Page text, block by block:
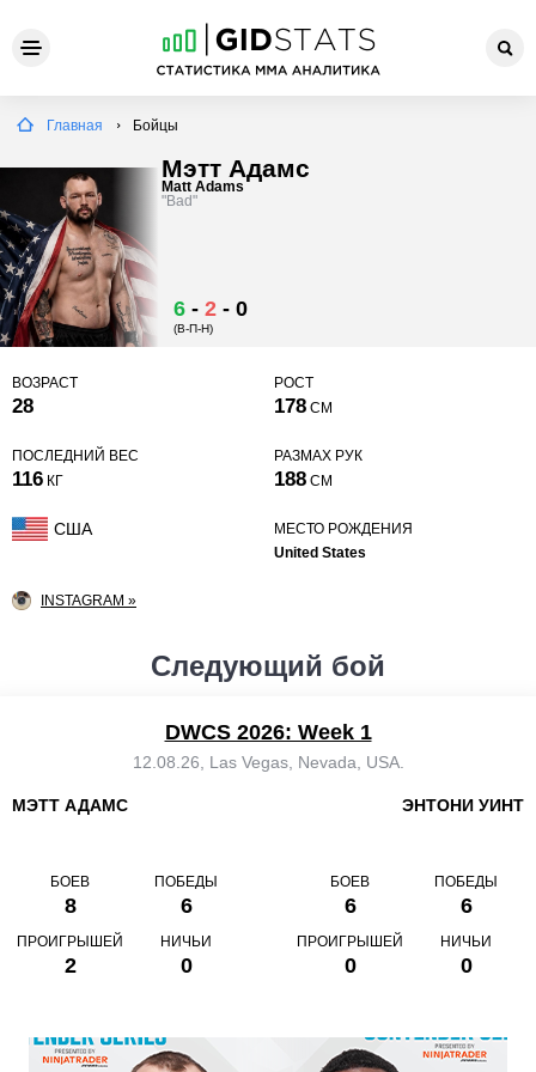
Главная Бойцы
Мэтт Адамс
Matt Adams
"Bad"
6 - 2 - 0
(В-П-Н)
ВОЗРАСТ
28
РОСТ
178 СМ
ПОСЛЕДНИЙ ВЕС
116 КГ
РАЗМАХ РУК
188 СМ
США
МЕСТО РОЖДЕНИЯ
United States
INSTAGRAM »
Следующий бой
DWCS 2026: Week 1
12.08.26, Las Vegas, Nevada, USA.
МЭТТ АДАМС
БОЕВ
8
ПОБЕДЫ
6
ПРОИГРЫШЕЙ
2
НИЧЬИ
0
ЭНТОНИ УИНТ
БОЕВ
6
ПОБЕДЫ
6
ПРОИГРЫШЕЙ
0
НИЧЬИ
0